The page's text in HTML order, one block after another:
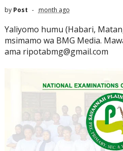
by Post month ago
Yaliyomo humu (Habari,
msimamo wa BMG Media.
ama ripotabmg@gmail.com